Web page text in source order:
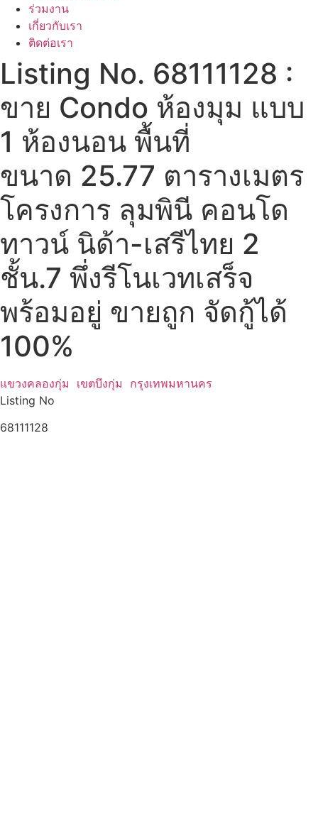
ร่วมงาน
เกี่ยวกับเรา
ติดต่อเรา
Listing No. 68111128 :
ขาย Condo ห้องมุม แบบ
1 ห้องนอน พื้นที่
ขนาด 25.77 ตารางเมตร
โครงการ ลุมพินี คอนโด
ทาวน์ นิด้า-เสรีไทย 2
ชั้น.7 พึ่งรีโนเวทเสร็จ
พร้อมอยู่ ขายถูก จัดกู้ได้
100%
แขวงคลองกุ่ม เขตบึงกุ่ม กรุงเทพมหานคร
Listing No
68111128